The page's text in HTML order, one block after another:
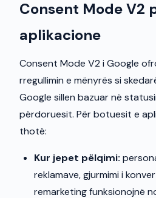
Consent Mode V2
aplikacione
Consent Mode V2 i Google
rregullimin e mënyrës si
Google sillen bazuar në
përdoruesit. Për botuesit e
thotë:
Kur jepet pëlqimi:
reklamave, gjurmimi i
remarketing funksionojnë